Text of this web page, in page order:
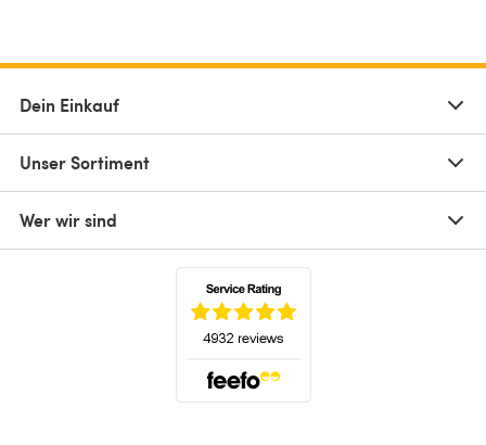
Dein Einkauf
Unser Sortiment
Wer wir sind